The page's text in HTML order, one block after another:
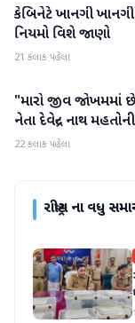
રાષ્ટ્રીય
કેબિનેટે ખાનગી
નિયમો વિશે જાણો
21 કલાક પહેલા
રાષ્ટ્રીય
"મારો જીવ જોખમમાં
નેતા દેવેન્દ્ર નાથ
22 કલાક પહેલા
રાષ્ટ્રીયના વધુ